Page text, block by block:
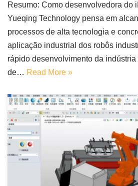
Resumo: Como desenvolvedora do
Yueqing Technology pensa em
processos de alta tecnologia e
aplicação industrial dos robôs
rápido desenvolvimento da
de… Read More »